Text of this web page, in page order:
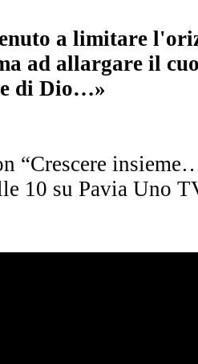
a limitare
ad allargare il
di Dio…»
“Crescere
10 su Pavia Uno